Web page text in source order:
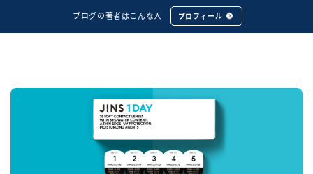
ブログの著者はこんな人 プロフィール